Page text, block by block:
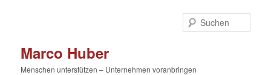
Marco Huber
Menschen unterstützen – Unternehmen voranbringen